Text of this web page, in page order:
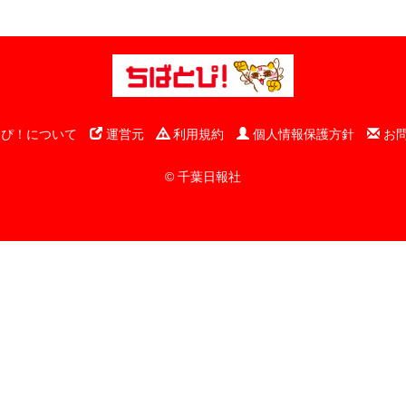
！について 運営元 利用規約 個人情報保護方針 お
© 千葉日報社